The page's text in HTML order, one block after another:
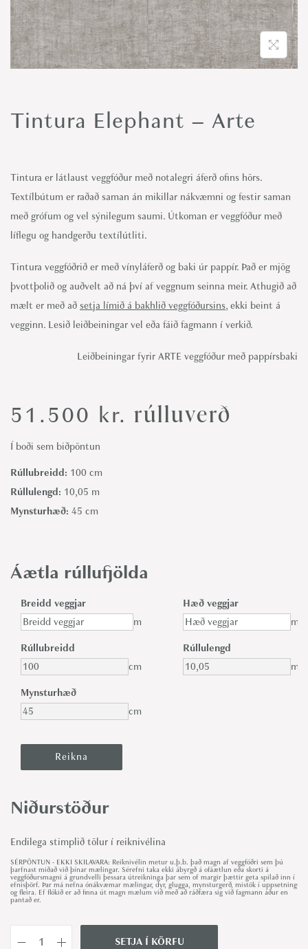
o
n
Tintura Elephant – Arte
51.500 kr. rúlluverð
Tintura er látlaust veggfóður með notalegri áferð ofins hörs.
Textílbútum er raðað saman án mikillar nákvæmni og festir saman
með grófum og vel sýnilegum saumi. Útkoman er veggfóður með
líflegu og handgerðu textílútliti.
Tintura veggfóðrið er með vínyláferð og baki úr pappír. Það er mjög
þvottþolið og auðvelt að ná því af veggnum seinna meir. Athugið að
mælt er með að setja límið á bakhlið veggfóðursins, ekki beint á
vegginn. Lesið leiðbeiningar vel eða fáið fagmann í verkið.
Leiðbeiningar fyrir ARTE veggfóður með pappírsbaki
Í boði sem biðpöntun
Rúllubreidd: 100 cm
Rúllulengd: 10,05 m
Mynsturhæð: 45 cm
Áætla rúllufjölda
Breidd veggjar
m
Hæð veggjar
m
Rúllubreidd
cm
Rúllulengd
m
Mynsturhæð
cm
Niðurstöður
Endilega stimplið tölur í reiknivélina
SÉRPÖNTUN - EKKI SKILAVARA: Reiknivélin metur u.þ.b. það magn af veggfóðri sem þú
þarfnast miðað við þínar mælingar. Sérefni taka ekki ábyrgð á ofáætlun eða skorti á
veggfóðursmagni á grundvelli þessara útreikninga þar sem of margir þættir geta spilað inn í
efnisþörf. Þar má nefna ónákvæmar mælingar, dyr, glugga, mynsturgerð, mistök í uppsetningu
og fleira. Ef flókið er að finna út magn mælum við með að ráðfæra sig við fagmann áður en
pantað er.
SETJA Í KÖRFU